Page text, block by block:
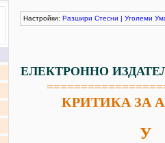
Настройки: Разшири Стесни | Уголеми
ЕЛЕКТРОННО
КРИТИКА ЗА
У